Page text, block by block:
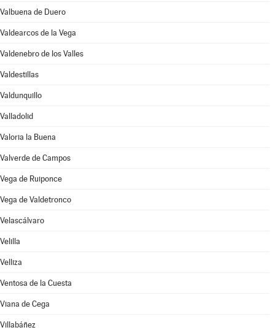
Valbuena de Duero
Valdearcos de la Vega
Valdenebro de los Valles
Valdestillas
Valdunquillo
Valladolid
Valoria la Buena
Valverde de Campos
Vega de Ruiponce
Vega de Valdetronco
Velascálvaro
Velilla
Velliza
Ventosa de la Cuesta
Viana de Cega
Villabáñez